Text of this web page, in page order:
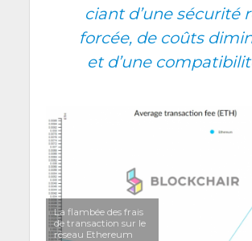
ciant d’une sécu­ri­té
for­cée, de coûts
et d’une
La flam­bée des frais
de tran­sac­tion sur le
réseau Ethereum